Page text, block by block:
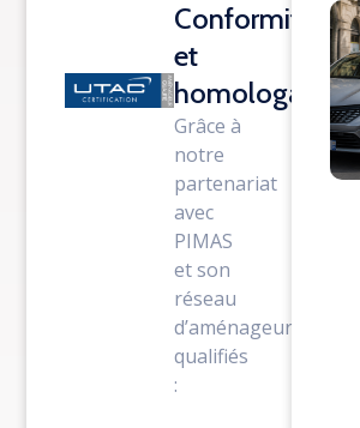
Conformité
et
homologation
Grâce à
notre
partenariat
avec
PIMAS
et son
réseau
d’aménageurs
qualifiés
: